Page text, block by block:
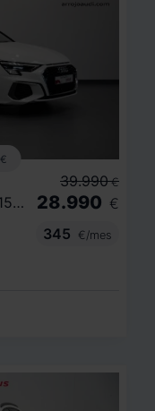
€
SPORTBACK S LINE 40 TFSI E 150KW S TRON
39.990 €
28.990 €
345
€/mes